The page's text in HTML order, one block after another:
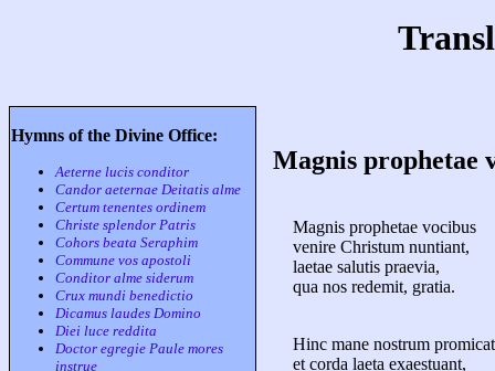
Hymns of the Divine Office:
Aeterne lucis conditor
Candor aeternae Deitatis alme
Certum tenentes ordinem
Christe splendor Patris
Cohors beata Seraphim
Commune vos apostoli
Conditor alme siderum
Crux mundi benedictio
Dicamus laudes Domino
Diei luce reddita
Doctor egregie Paule mores
instrue
Magnis prophetae
Magnis prophetae vocibus
venire Christum nuntiant,
laetae salutis praevia,
qua nos redemit, gratia.
Hinc mane nostrum promicat
et corda laeta exaestuant,